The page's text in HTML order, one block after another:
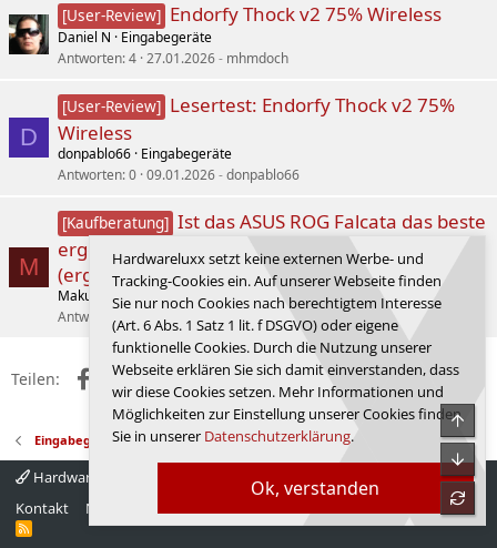
[User-Review] Endorfy Thock v2 75% Wireless
Daniel N
Eingabegeräte
Antworten 4 27.01.2026 mhmdoch
D
[User-Review] Lesertest: Endorfy Thock v2 75%
Wireless
donpablo66 Eingabegeräte
Antworten 0 09.01.2026 donpablo66
M
[Kaufberatung] Ist das ASUS ROG Falcata das beste
ergonomische Split Keyboard mit DE-Layout
(ergonomische Tastatur)?
Maku
Eingabegeräte
Antworten 7 04.03.2026 Maku
Teilen: FacebookX (Twitter)
RedditWhatsApp
E-MailLink
Eingabegeräte
Hardwareluxx 4.0
Kontakt
Nutzungsbedingungen Startseite
R
Ok, verstanden
Hardwareluxx setzt keine externen Werbe- und
Tracking-Cookies ein. Auf unserer Webseite finden
Sie nur noch Cookies nach berechtigtem Interesse
(Art. 6 Abs. 1 Satz 1 lit. f DSGVO) oder eigene
funktionelle Cookies. Durch die Nutzung unserer
Webseite erklären Sie sich damit einverstanden, dass
wir diese Cookies setzen. Mehr Informationen und
Möglichkeiten zur Einstellung unserer Cookies finden
Sie in unserer Datenschutzerklärung.